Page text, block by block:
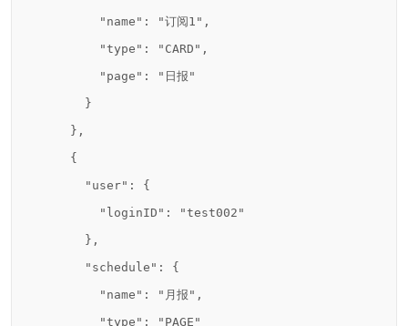
          "name": "订阅1",
          "type": "CARD",
          "page": "日报"
        }
      },
      {
        "user": {
          "loginID": "test002"
        },
        "schedule": {
          "name": "月报",
          "type": "PAGE"